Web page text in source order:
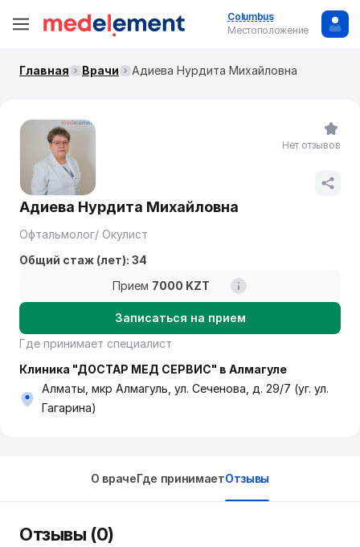
Columbus
Местоположение
Главная Врачи Адиева Нурдита Михайловна
Адиева Нурдита Михайловна
Офтальмолог/ Окулист
Общий стаж (лет): 34
Прием 7000 KZT
Записаться на прием
Где принимает специалист
Клиника "ДОСТАР МЕД СЕРВИС" в Алмагуле
Алматы, мкр Алмагуль, ул. Сеченова, д. 29/7 (уг. ул.
Гагарина)
Нет отзывов
О врачеГде принимаетОтзывы
Отзывы (0)